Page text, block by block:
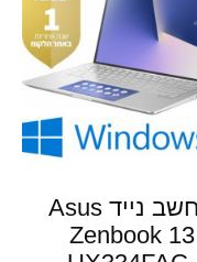
מחשב נייד Asus
Zenbook 13